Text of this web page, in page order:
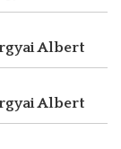
Albert
Albert